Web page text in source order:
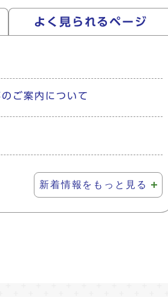
よく見られるページ
ご案内について
新着情報をもっと見る